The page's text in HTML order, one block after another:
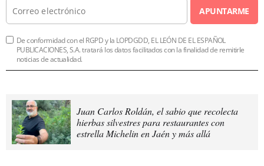
APUNTARME
De conformidad con el RGPD y la LOPDGDD, EL LEÓN DE EL ESPAÑOL
PUBLICACIONES, S.A. tratará los datos facilitados con la finalidad de remitirle
noticias de actualidad.
Juan Carlos Roldán, el sabio que recolecta
hierbas silvestres para restaurantes con
estrella Michelin en Jaén y más allá